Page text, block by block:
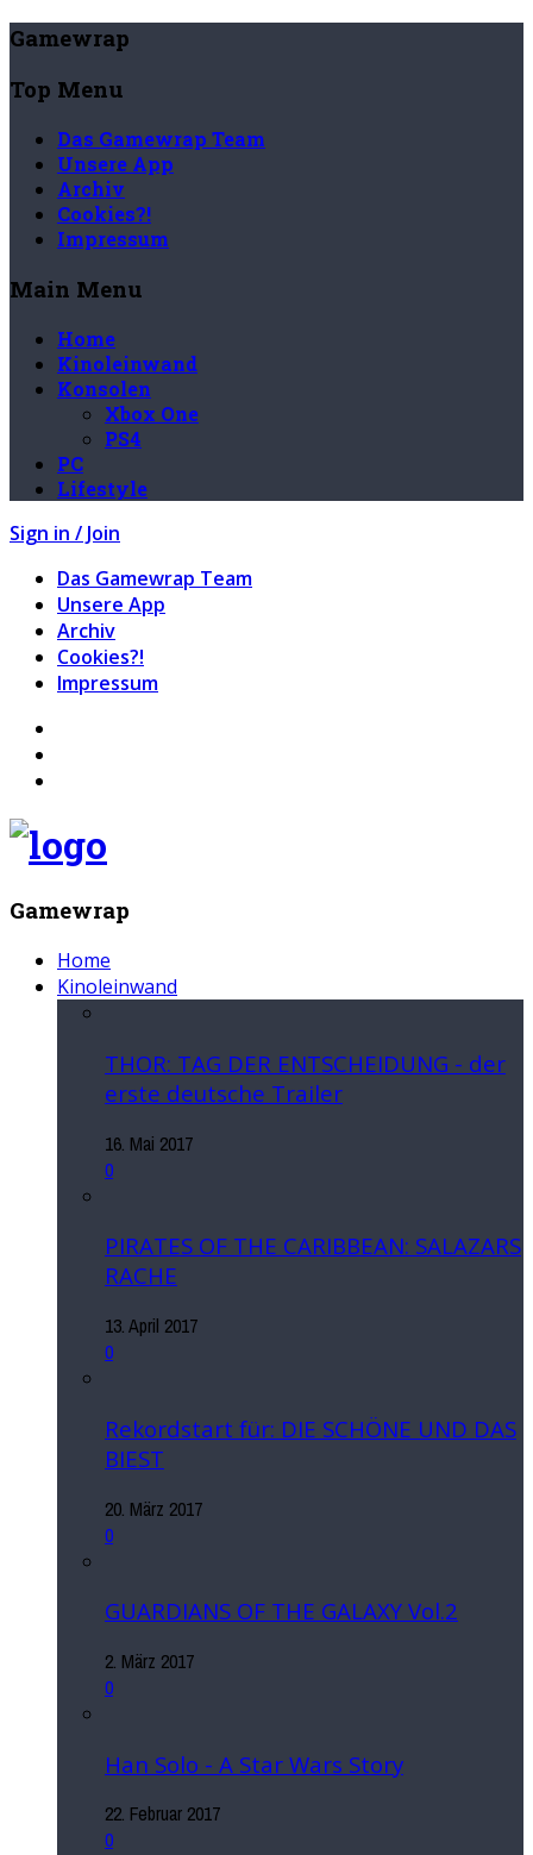
Gamewrap
Top Menu
Das Gamewrap Team
Unsere App
Archiv
Cookies?!
Impressum
Main Menu
Home
Kinoleinwand
Konsolen
Xbox One
PS4
PC
Lifestyle
Sign in / Join
Das Gamewrap Team
Unsere App
Archiv
Cookies?!
Impressum
Gamewrap
Home
Kinoleinwand
THOR: TAG DER ENTSCHEIDUNG - der
erste deutsche Trailer
16. Mai 2017
0
PIRATES OF THE CARIBBEAN: SALAZARS
RACHE
13. April 2017
0
Rekordstart für: DIE SCHÖNE UND DAS
BIEST
20. März 2017
0
GUARDIANS OF THE GALAXY Vol.2
2. März 2017
0
Han Solo - A Star Wars Story
22. Februar 2017
0